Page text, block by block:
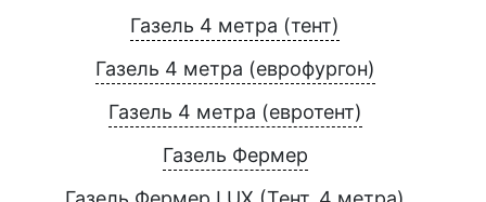
Газель 4 метра (тент)
Газель 4 метра (еврофургон)
Газель 4 метра (евротент)
Газель Фермер